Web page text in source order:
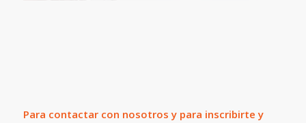
Para contactar con nosotros y para inscribirte y